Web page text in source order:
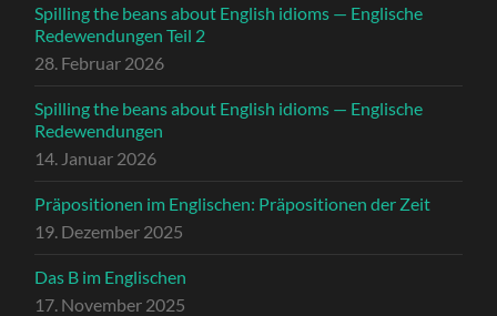
Spilling the beans about English idioms — Englische
Redewendungen Teil 2
28. Februar 2026
Spilling the beans about English idioms — Englische
Redewendungen
14. Januar 2026
Präpositionen im Englischen: Präpositionen der Zeit
19. Dezember 2025
Das B im Englischen
17. November 2025